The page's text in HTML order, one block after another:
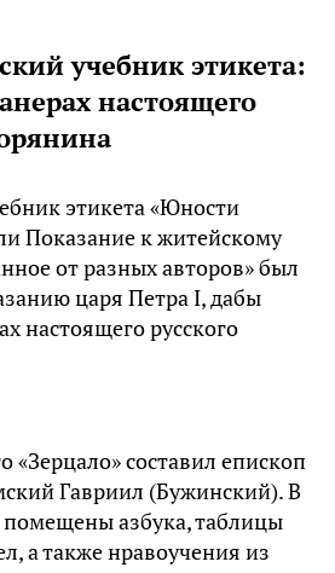
учебник этикета:
настоящего
этикета «Юности
Показание к житейскому
от разных авторов» был
царя Петра I, дабы
настоящего русского
«Зерцало» составил епископ
Гавриил (Бужинский). В
азбука, таблицы
а также нравоучения из